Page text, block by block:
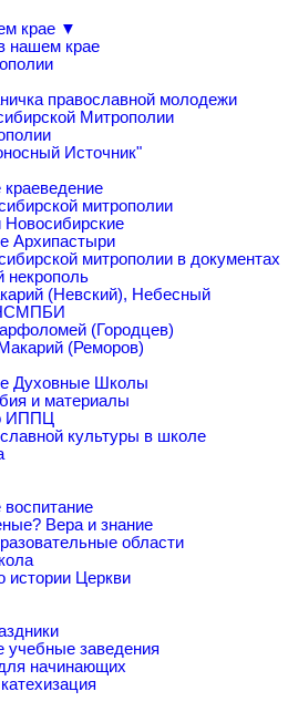
крае ▼
нашем крае
православной молодежи
Митрополии
Источник"
митрополии
Новосибирские
Архипастыри
митрополии в документах
некрополь
(Невский), Небесный
НСМПБИ
(Городцев)
(Реморов)
Духовные Школы
и материалы
ИППЦ
культуры в школе
Вера и знание
области
истории Церкви
учебные заведения
начинающих